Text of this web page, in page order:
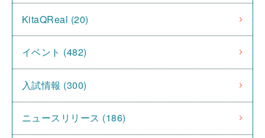
KitaQReal (20)
イベント (482)
入試情報 (300)
ニュースリリース (186)